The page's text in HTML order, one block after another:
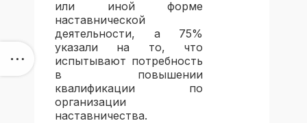
или иной форме
наставнической
деятельности, а 75%
указали на то, что
испытывают потребность
в повышении
квалификации по
организации
наставничества.